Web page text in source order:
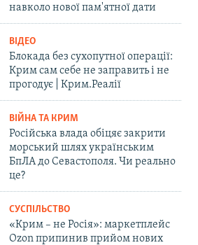
навколо нової пам'ятної дати
ВІДЕО
Блокада без сухопутної операції:
Крим сам себе не заправить і не
прогодує | Крим.Реалії
ВІЙНА ТА КРИМ
Російська влада обіцяє закрити
морський шлях українським
БпЛА до Севастополя. Чи реально
це?
СУСПІЛЬСТВО
«Крим – не Росія»: маркетплейс
Ozon припинив прийом нових